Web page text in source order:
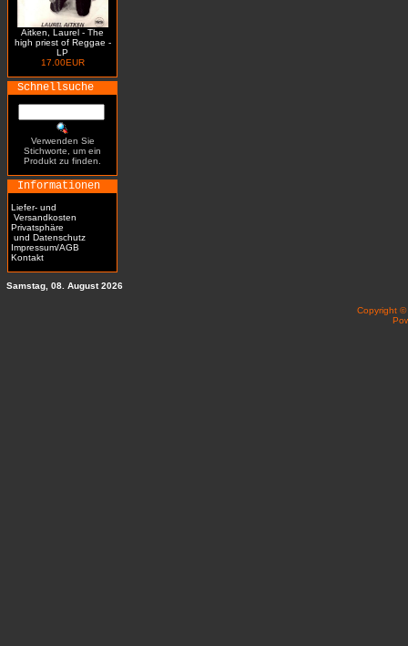
Aitken, Laurel - The
high priest of Reggae -
LP
17.00EUR
Schnellsuche
Verwenden Sie
Stichworte, um ein
Produkt zu finden.
Informationen
Liefer- und
Versandkosten
Privatsphäre
und Datenschutz
Impressum/AGB
Kontakt
Samstag, 08. August 2026
Copyright